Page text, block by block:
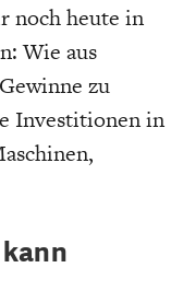
noch heute in
Wie aus
zu
Investitionen in